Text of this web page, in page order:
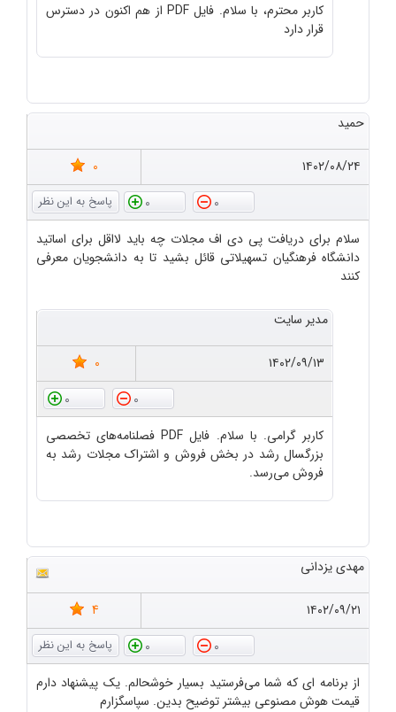
کاربر محترم، با سلام. فایل PDF از هم اکنون در دسترس
قرار دارد
حمید
۱۴۰۲/۰۸/۲۴
0
0
0
سلام برای دریافت پی دی اف مجلات چه باید لااقل برای اساتید
دانشگاه فرهنگیان تسهیلاتی قائل بشید تا به دانشجویان معرفی
کنند
مدیر سایت
۱۴۰۲/۰۹/۱۳
0
0
0
کاربر گرامی. با سلام. فایل PDF فصلنامه‌های تخصصی
بزرگسال رشد در بخش فروش و اشتراک مجلات رشد به
فروش می‌رسد.
مهدی یزدانی
۱۴۰۲/۰۹/۲۱
4
0
0
از برنامه ای که شما می‌فرستید بسیار خوشحالم. یک پیشنهاد دارم
قیمت هوش مصنوعی بیشتر توضیح بدین. سپاسگزارم